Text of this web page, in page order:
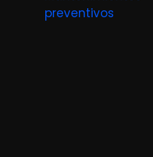
preventivos